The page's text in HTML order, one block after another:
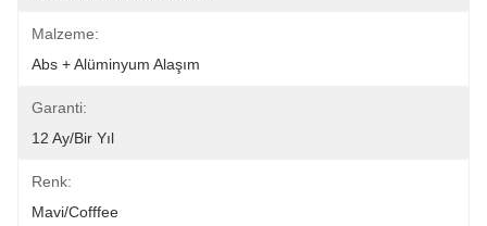
Malzeme:
Abs + Alüminyum Alaşım
Garanti:
12 Ay/bir Yıl
Renk:
Mavi/cofffee